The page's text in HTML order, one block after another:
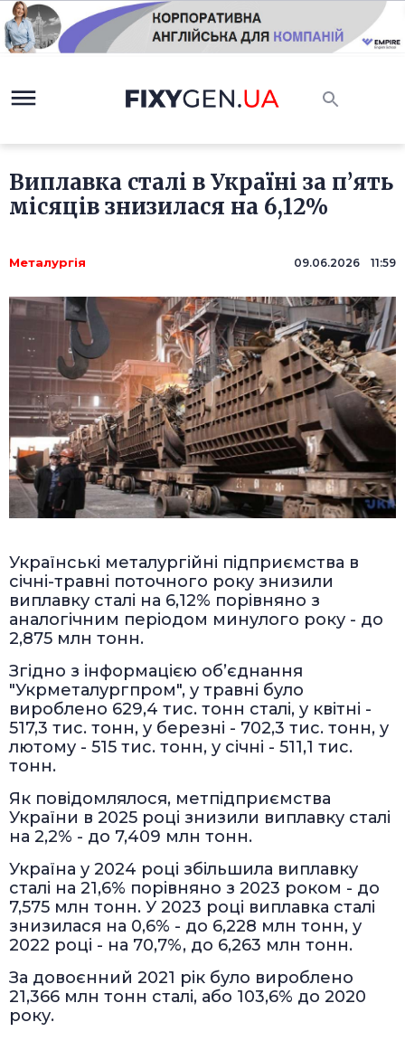
Виплавка сталі в Україні за п’ять
місяців знизилася на 6,12%
Металургія 09.06.2026 11:59
Українські металургійні підприємства в
січні-травні поточного року знизили
виплавку сталі на 6,12% порівняно з
аналогічним періодом минулого року - до
2,875 млн тонн.
Згідно з інформацією об’єднання
"Укрметалургпром", у травні було
вироблено 629,4 тис. тонн сталі, у квітні -
517,3 тис. тонн, у березні - 702,3 тис. тонн, у
лютому - 515 тис. тонн, у січні - 511,1 тис.
тонн.
Як повідомлялося, метпідприємства
України в 2025 році знизили виплавку сталі
на 2,2% - до 7,409 млн тонн.
Україна у 2024 році збільшила виплавку
сталі на 21,6% порівняно з 2023 роком - до
7,575 млн тонн. У 2023 році виплавка сталі
знизилася на 0,6% - до 6,228 млн тонн, у
2022 році - на 70,7%, до 6,263 млн тонн.
За довоєнний 2021 рік було вироблено
21,366 млн тонн сталі, або 103,6% до 2020
року.